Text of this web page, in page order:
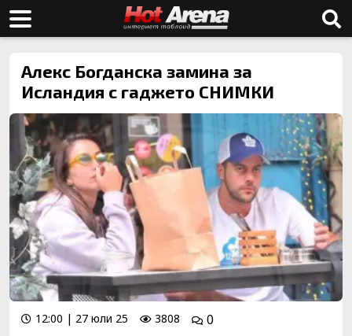
Алекс Богданска замина за
Исландия с гаджето СНИМКИ
12:00 | 27 юли 25 3808
0